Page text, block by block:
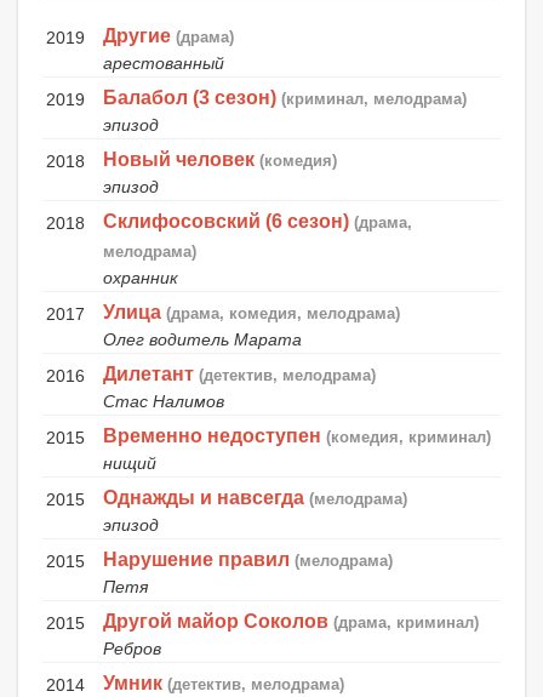
2019 Другие (драма)
арестованный
2019
Балабол (3 сезон) (криминал, мелодрама)
эпизод
2018
Новый человек (комедия)
эпизод
2018
Склифосовский (6 сезон) (драма,
мелодрама)
охранник
2017
Улица (драма, комедия, мелодрама)
Олег водитель Марата
2016
Дилетант (детектив, мелодрама)
Стас Налимов
2015
Временно недоступен (комедия, криминал)
нищий
2015
Однажды и навсегда (мелодрама)
эпизод
2015
Нарушение правил (мелодрама)
Петя
2015
Другой майор Соколов (драма, криминал)
Ребров
2014
Умник (детектив, мелодрама)